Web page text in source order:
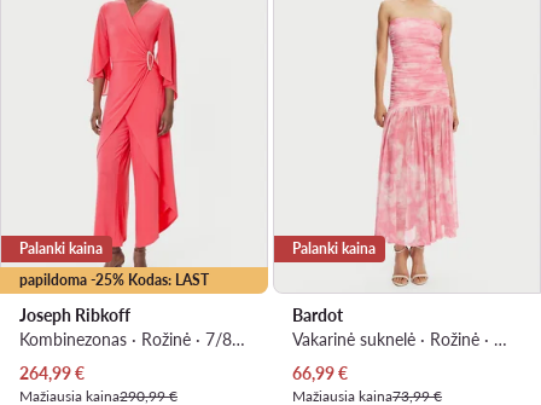
papildoma -25% Kodas: LAST
Palanki kaina
Joseph Ribkoff
Kombinezonas · Rožinė · 7/8 ilgio
Dabartinė kaina
264,99€
Mažiausia kaina290,99 €
Palanki kaina
Bardot
Vakarinė suknelė · Rožinė · Maksi, Asimetriškas
Dabartinė kaina
66,99€
Mažiausia kaina73,99 €